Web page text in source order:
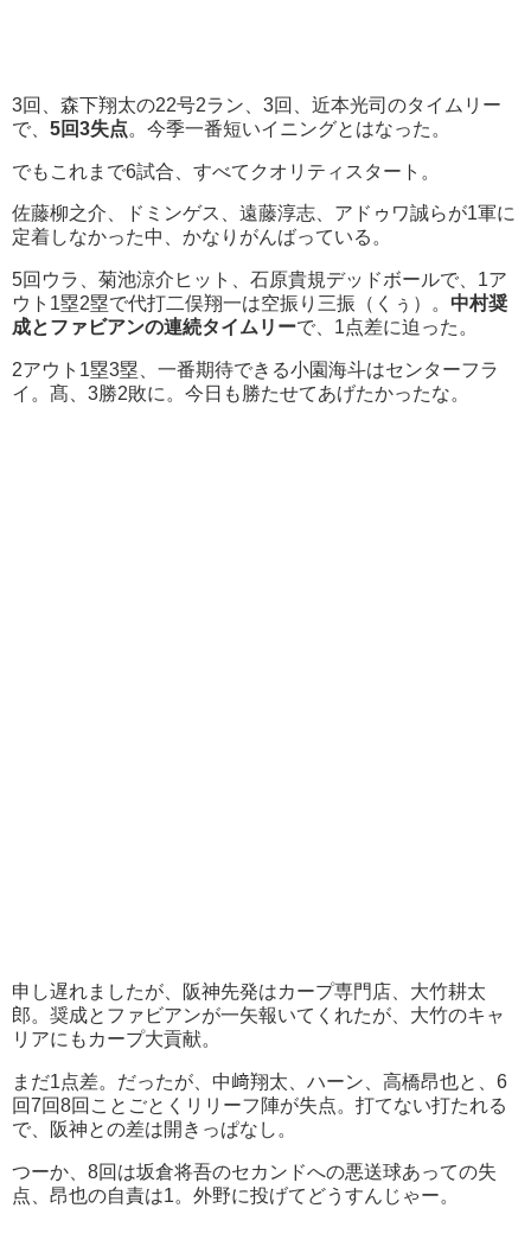
3回、森下翔太の22号2ラン、3回、近本光司のタイムリー
で、 5回3失点。今季一番短いイニングとはなった。
でもこれまで6試合、すべてクオリティスタート。
佐藤柳之介、ドミンゲス、遠藤淳志、アドゥワ誠らが1軍に
定着しなかった中、かなりがんばっている。
5回ウラ、菊池涼介ヒット、石原貴規デッドボールで、1ア
ウト1塁2塁で代打二俣翔一は空振り三振（くぅ）。 中村奨
成とファビアンの連続タイムリーで、1点差に迫った。
2アウト1塁3塁、一番期待できる小園海斗はセンターフラ
イ。髙、3勝2敗に。今日も勝たせてあげたかったな。
申し遅れましたが、阪神先発はカープ専門店、大竹耕太
郎。奨成とファビアンが一矢報いてくれたが、大竹のキャ
リアにもカープ大貢献。
まだ1点差。だったが、中﨑翔太、ハーン、高橋昂也と、6
回7回8回ことごとくリリーフ陣が失点。打てない打たれる
で、阪神との差は開きっぱなし。
つーか、8回は坂倉将吾のセカンドへの悪送球あっての失
点、昂也の自責は1。外野に投げてどうすんじゃー。